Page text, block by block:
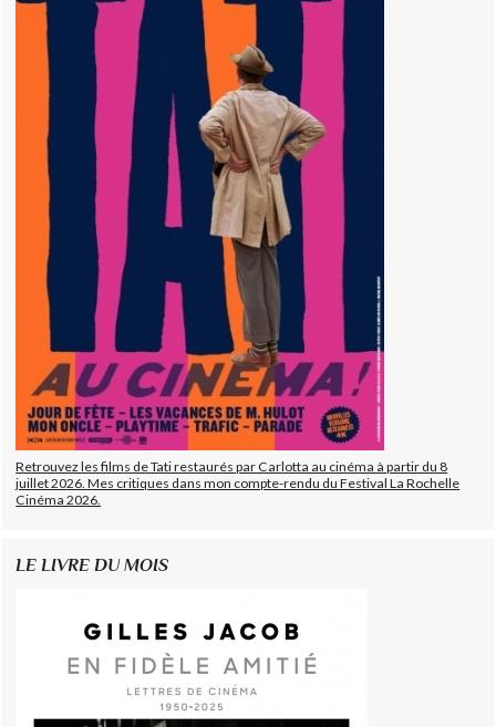
Retrouvez les films de Tati restaurés par Carlotta au cinéma à partir du 8
juillet 2026. Mes critiques dans mon compte-rendu du Festival La Rochelle
Cinéma 2026.
LE LIVRE DU MOIS